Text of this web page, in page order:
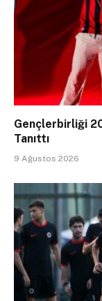
Gençlerbirliği
Tanıttı
9 Ağustos 2026